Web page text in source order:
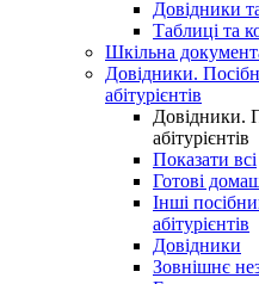
Довідники
Таблиці та
Шкільна
Довідники.
абітурієнтів
Довідники.
абітурієнтів
Показати всі
Готові
Інші
абітурієнтів
Довідники
Зовнішнє